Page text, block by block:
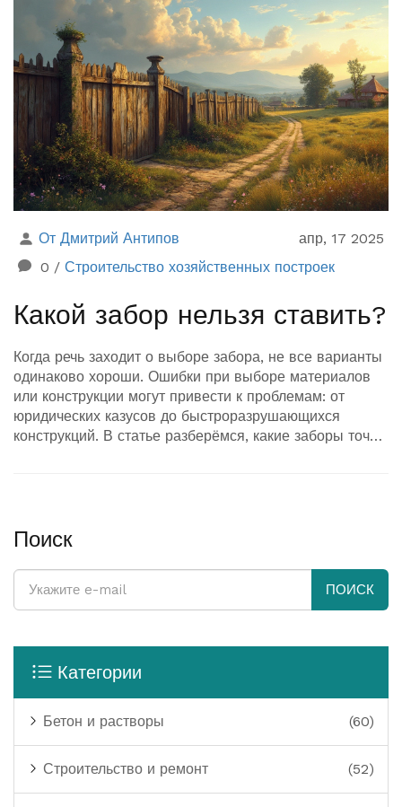
От Дмитрий Антипов
апр, 17 2025
0 / Строительство хозяйственных построек
Какой забор нельзя ставить?
Когда речь заходит о выборе забора, не все варианты
одинаково хороши. Ошибки при выборе материалов
или конструкции могут привести к проблемам: от
юридических казусов до быстроразрушающихся
конструкций. В статье разберёмся, какие заборы точно
Поиск
ПОИСК
Категории
Бетон и растворы (60)
Строительство и ремонт (52)